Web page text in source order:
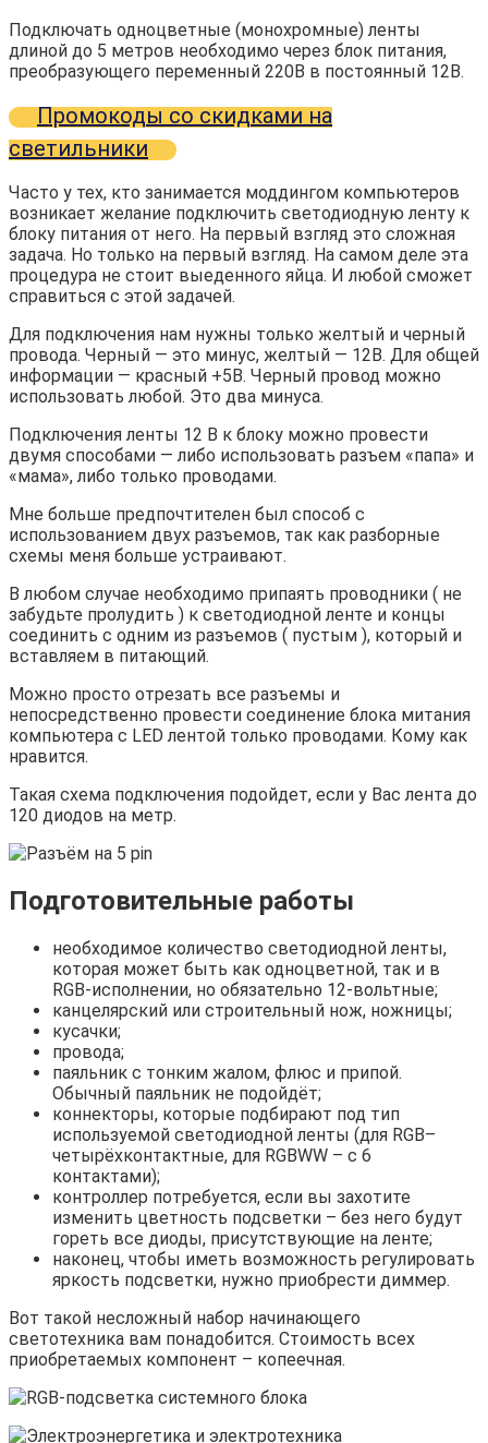
Подключать одноцветные (монохромные) ленты
длиной до 5 метров необходимо через блок питания,
преобразующего переменный 220В в постоянный 12В.
Промокоды со скидками на
светильники
Часто у тех, кто занимается моддингом компьютеров
возникает желание подключить светодиодную ленту к
блоку питания от него. На первый взгляд это сложная
задача. Но только на первый взгляд. На самом деле эта
процедура не стоит выеденного яйца. И любой сможет
справиться с этой задачей.
Для подключения нам нужны только желтый и черный
провода. Черный — это минус, желтый — 12В. Для общей
информации — красный +5В. Черный провод можно
использовать любой. Это два минуса.
Подключения ленты 12 В к блоку можно провести
двумя способами — либо использовать разъем «папа» и
«мама», либо только проводами.
Мне больше предпочтителен был способ с
использованием двух разъемов, так как разборные
схемы меня больше устраивают.
В любом случае необходимо припаять проводники ( не
забудьте пролудить ) к светодиодной ленте и концы
соединить с одним из разъемов ( пустым ), который и
вставляем в питающий.
Можно просто отрезать все разъемы и
непосредственно провести соединение блока митания
компьютера с LED лентой только проводами. Кому как
нравится.
Такая схема подключения подойдет, если у Вас лента до
120 диодов на метр.
Подготовительные работы
необходимое количество светодиодной ленты,
которая может быть как одноцветной, так и в
RGB-исполнении, но обязательно 12-вольтные;
канцелярский или строительный нож, ножницы;
кусачки;
провода;
паяльник с тонким жалом, флюс и припой.
Обычный паяльник не подойдёт;
коннекторы, которые подбирают под тип
используемой светодиодной ленты (для RGB–
четырёхконтактные, для RGBWW – с 6
контактами);
контроллер потребуется, если вы захотите
изменить цветность подсветки – без него будут
гореть все диоды, присутствующие на ленте;
наконец, чтобы иметь возможность регулировать
яркость подсветки, нужно приобрести диммер.
Вот такой несложный набор начинающего
светотехника вам понадобится. Стоимость всех
приобретаемых компонент – копеечная.